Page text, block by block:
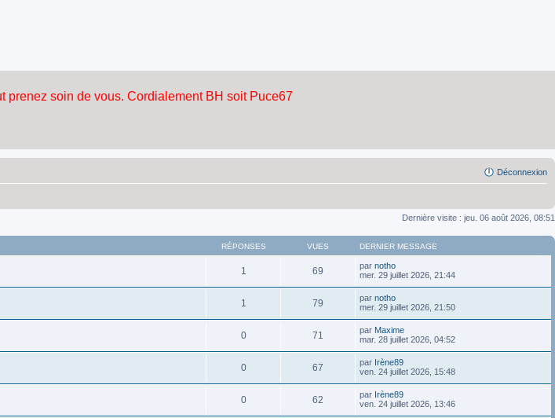
Déconnexion
Dernière visite : jeu. 06 août 2026, 08:51
RÉPONSES VUES DERNIER MESSAGE
1 69 par notho
mer. 29 juillet 2026, 21:44
1 79 par notho
mer. 29 juillet 2026, 21:50
0 71 par Maxime
mar. 28 juillet 2026, 04:52
0 67 par Irène89
ven. 24 juillet 2026, 15:48
0 62 par Irène89
ven. 24 juillet 2026, 13:46